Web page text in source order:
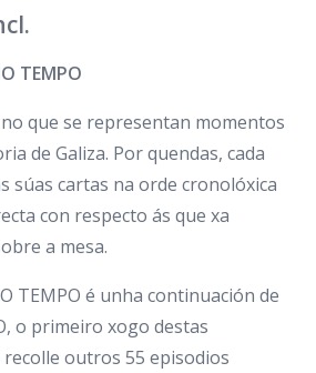
TEMPO
que se representan momentos
de Galiza. Por quendas, cada
súas cartas na orde cronolóxica
con respecto ás que xa
a mesa.
TEMPO é unha continuación de
, o primeiro xogo destas
outros 55 episodios